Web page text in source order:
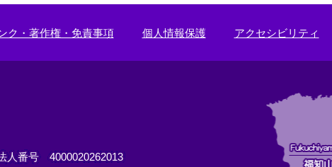
ク・著作権・免責事項 個人情報保護 アクセシビリティ
人番号 4000020262013